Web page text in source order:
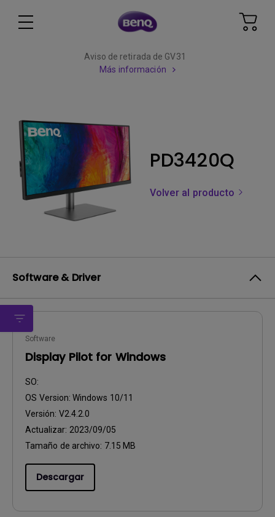
Aviso de retirada de GV31
Más información
PD3420Q
Volver al producto
Software & Driver
Software
Display Pilot for Windows
SO:
OS Version: Windows 10/11
Versión: V2.4.2.0
Actualizar: 2023/09/05
Tamaño de archivo: 7.15 MB
Descargar